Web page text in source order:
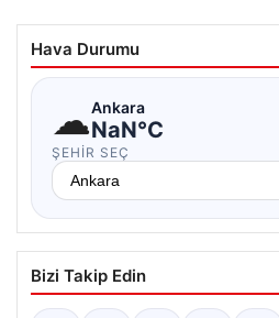
Hava Durumu
☁Ankara
NaN°C
ŞEHIR SEÇ
Bizi Takip Edin